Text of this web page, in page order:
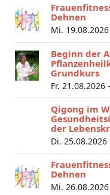
Dehnen
Mi.
Beginn der
Grundkurs
Fr. 21.08.2026
Qigong im
der
Di. 25.08.2026
Dehnen
Mi.